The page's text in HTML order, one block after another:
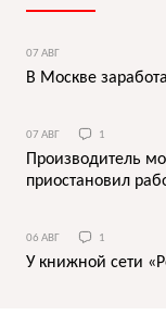
07 АВГ
В Москве
07 АВГ 1
Производитель
приостановил
06 АВГ 1
У книжной сети